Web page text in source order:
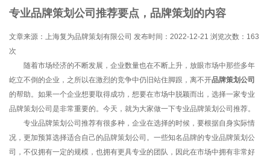
专业品牌策划公司推荐要点，品牌策划的内容
文章来源：上海复为品牌策划有限公司 发布时间：2022-12-21 浏览次数： 163
次
随着市场经济的不断发展，企业数量也在不断上升，放眼市场中那些多年
屹立不倒的企业，之所以在激烈的竞争中仍旧站住脚跟，离不开品牌策划公司
的帮助。如果一个企业想要取得成功，想要在市场中脱颖而出，选择一家专业
品牌策划公司是非常重要的。今天，就为大家做一下专业品牌策划公司推荐。
专业品牌策划公司推荐有很多种，企业在选择的时候，要根据自身实际情
况，更加预算选择适合自己的品牌策划公司。一些知名品牌的专业品牌策划公
司，不仅拥有一定的规模，也拥有更具专业的团队，因此在市场中拥有非常好